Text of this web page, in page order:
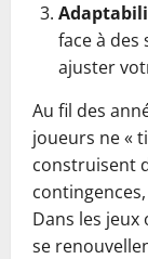
face à
ajuster
Au fil des
joueurs ne «
construisent
Dans les
se